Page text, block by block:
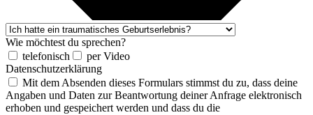
Wie möchtest du sprechen?
telefonisch
per Video
Datenschutzerklärung
Mit dem Absenden dieses Formulars stimmst du zu, dass deine
Angaben und Daten zur Beantwortung deiner Anfrage elektronisch
erhoben und gespeichert werden und dass du die